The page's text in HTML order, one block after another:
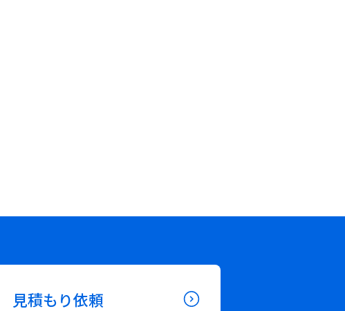
見積もり依頼